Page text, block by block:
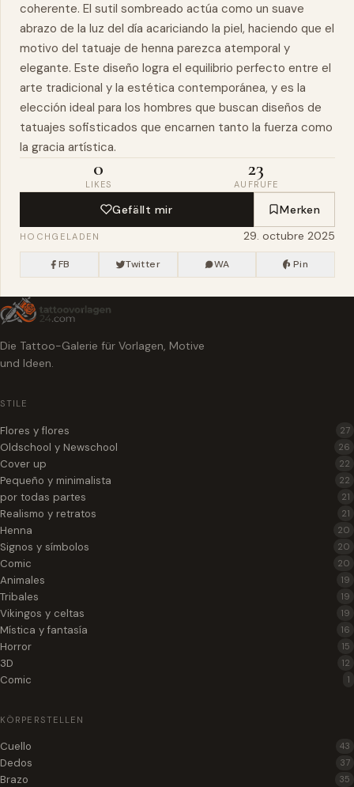
coherente. El sutil sombreado actúa como un suave
abrazo de la luz del día acariciando la piel, haciendo que el
motivo del tatuaje de henna parezca atemporal y
elegante. Este diseño logra el equilibrio perfecto entre el
arte tradicional y la estética contemporánea, y es la
elección ideal para los hombres que buscan diseños de
tatuajes sofisticados que encarnen tanto la fuerza como
la gracia artística.
0
LIKES
23
AUFRUFE
Gefällt mir Merken
HOCHGELADEN 29. octubre 2025
FB Twitter WA Pin
Die Tattoo-Galerie für Vorlagen, Motive
und Ideen.
STILE
Flores y flores 27
Oldschool y Newschool 26
Cover up 22
Pequeño y minimalista 22
por todas partes 21
Realismo y retratos 21
Henna 20
Signos y símbolos 20
Comic 20
Animales 19
Tribales 19
Vikingos y celtas 19
Mística y fantasía 16
Horror 15
3D 12
Comic 1
KÖRPERSTELLEN
Cuello 43
Dedos 37
Brazo 35